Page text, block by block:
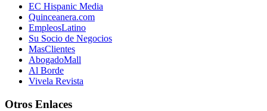
EC Hispanic Media
Quinceanera.com
EmpleosLatino
Su Socio de Negocios
MasClientes
AbogadoMall
Al Borde
Vivela Revista
Otros Enlaces